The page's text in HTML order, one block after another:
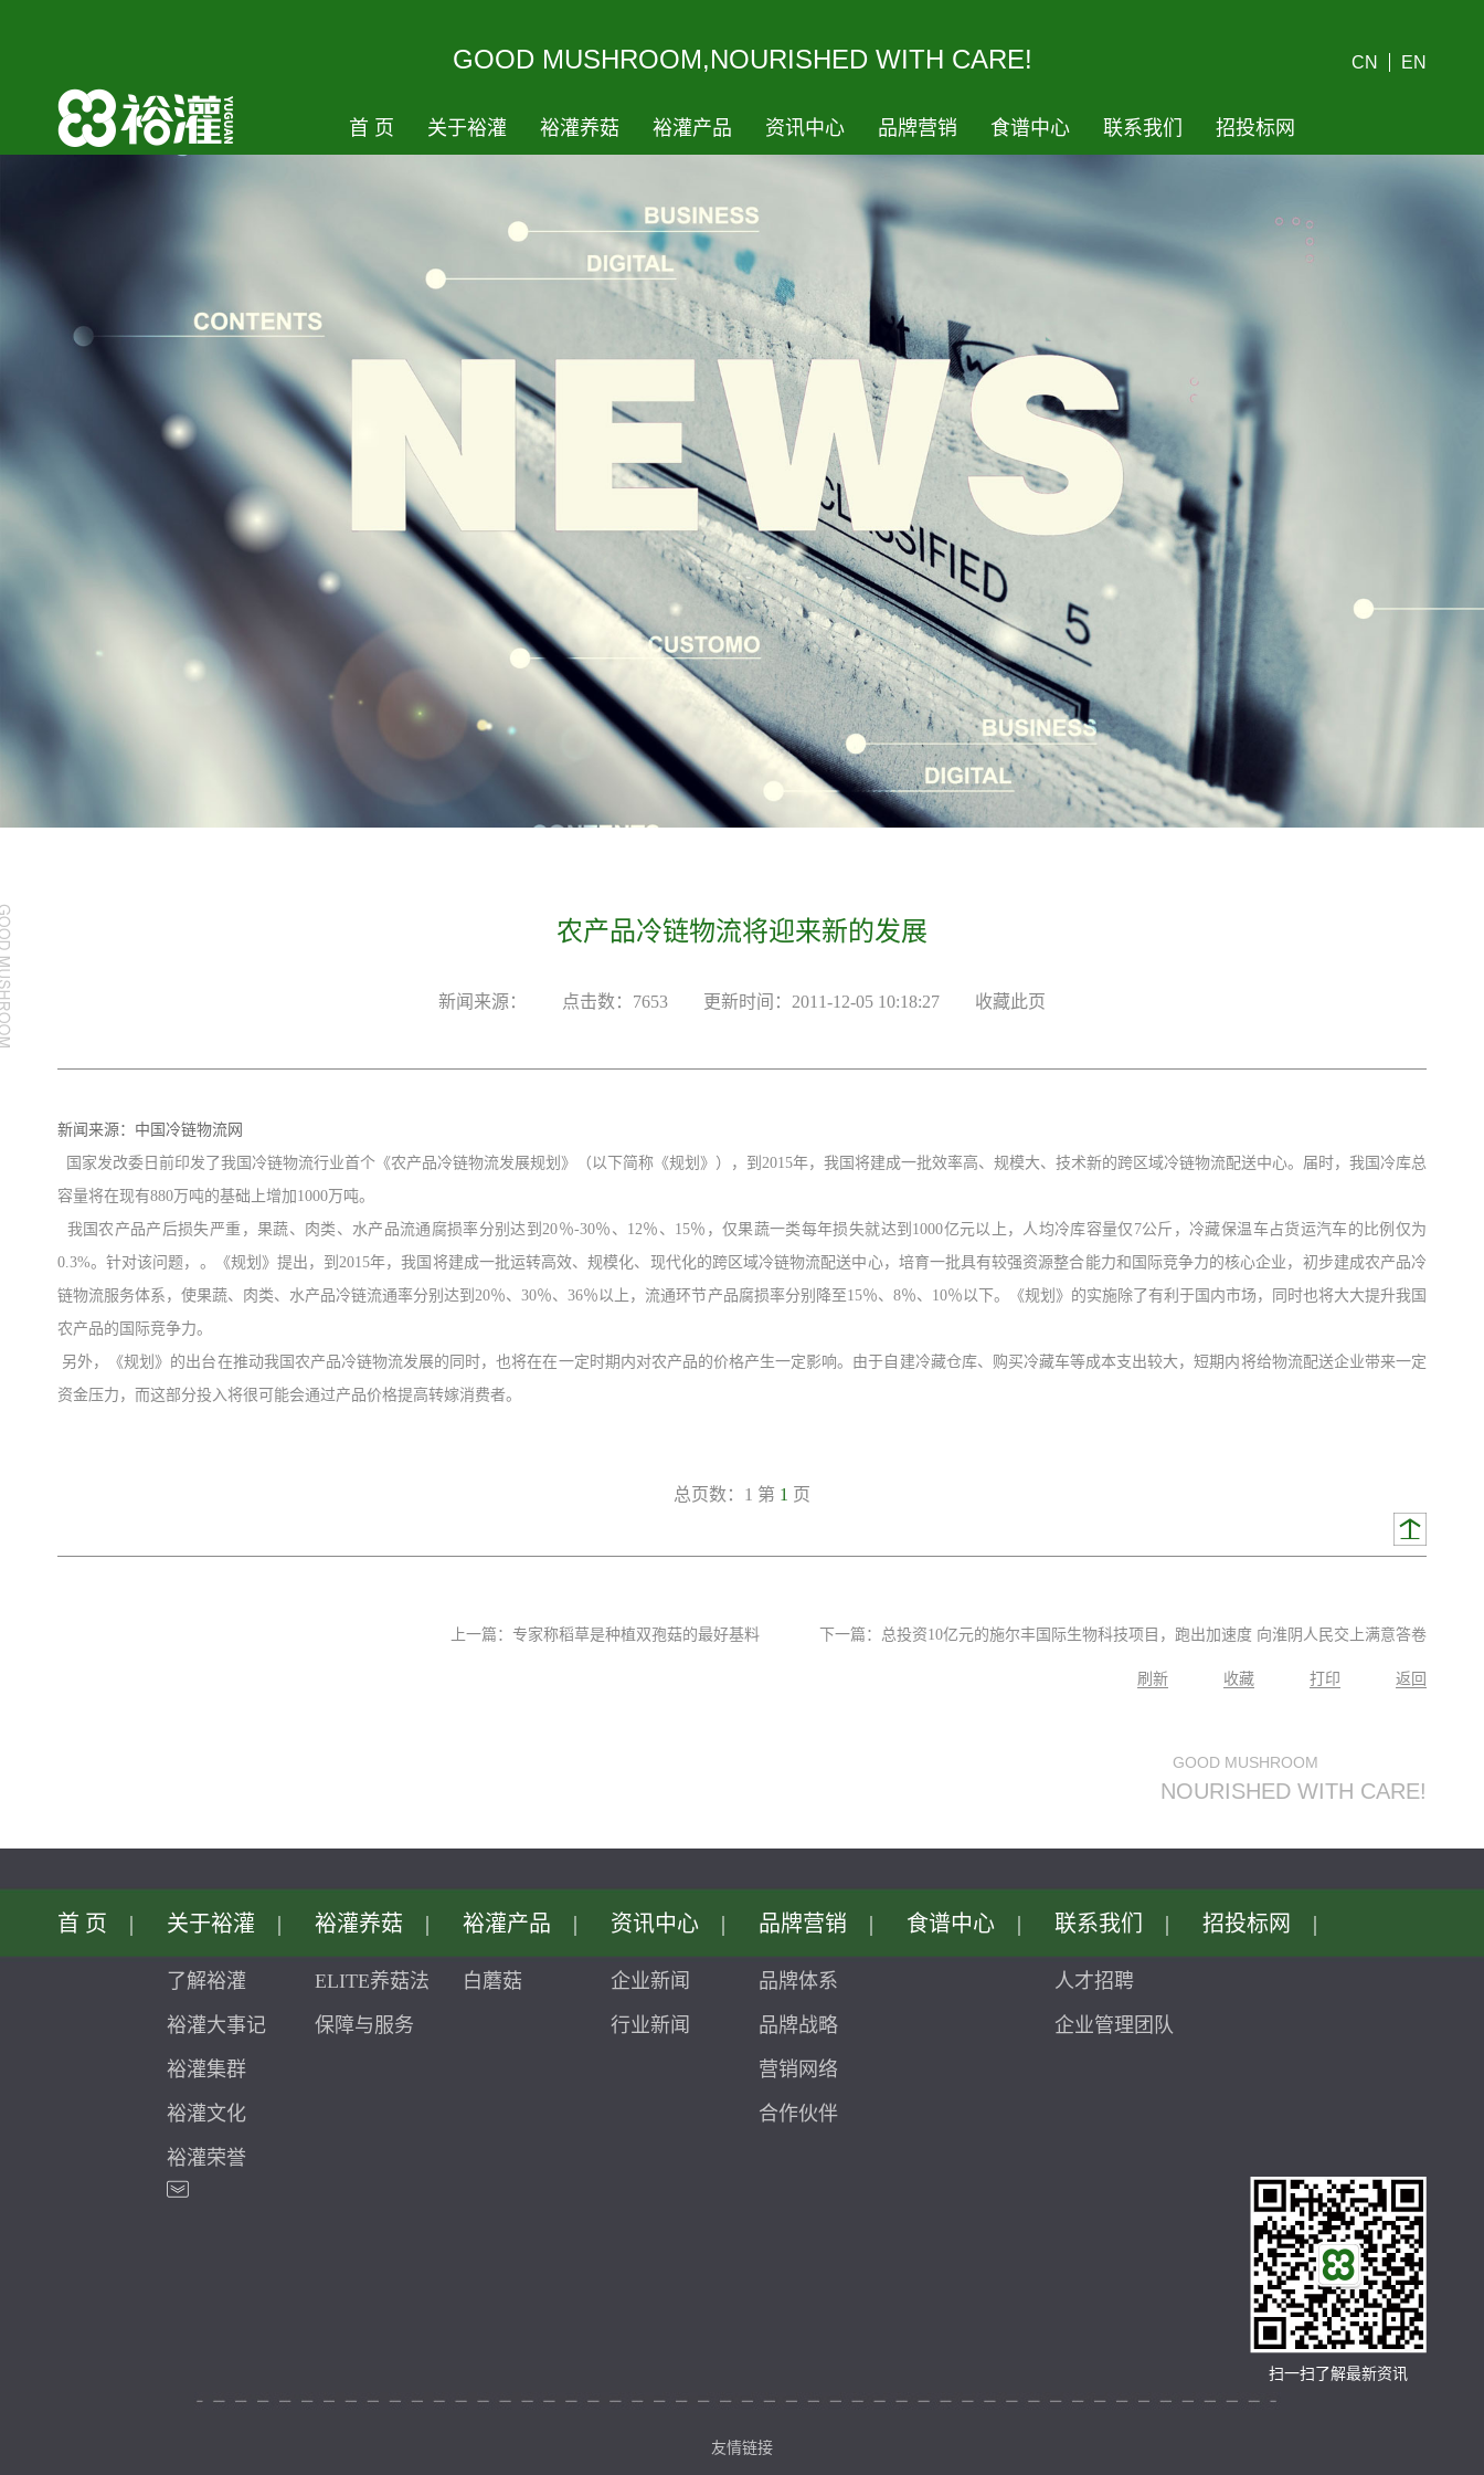
GOODMUSHROOM,NOURISHEDWITHCARE! CN EN
首页 关于裕灌 裕灌养菇 裕灌产品 资讯中心 品牌营销 食谱中心 联系我们 招投标网
农产品冷链物流将迎来新的发展
新闻来源： 点击数：7653 更新时间：2011-12-0510:18:27 收藏此页
新闻来源：中国冷链物流网
国家发改委日前印发了我国冷链物流行业首个《农产品冷链物流发展规划》（以下简称《规划》），到 2015年，我国将建成一批效率高、规模大、技术新的跨区域冷链物流配送中心。届时，我国冷库总
容量将在现有880万吨的基础上增加 1000万吨。
我国农产品产后损失严重，果蔬、肉类、水产品流通腐损率分别达到20％-30％、 12％、 15％，仅果蔬一类每年损失就达到 1000亿元以上，人均冷库容量仅 7公斤，冷藏保温车占货运汽车的比例仅为
0.3%。针对该问题，。《规划》提出，到2015年，我国将建成一批运转高效、规模化、现代化的跨区域冷链物流配送中心，培育一批具有较强资源整合能力和国际竞争力的核心企业，初步建成农产品冷
链物流服务体系，使果蔬、肉类、水产品冷链流通率分别达到20％、30％、36％以上，流通环节产品腐损率分别降至15％、 8％、 10％以下。《规划》的实施除了有利于国内市场，同时也将大大提升我国
农产品的国际竞争力。
另外，《规划》的出台在推动我国农产品冷链物流发展的同时，也将在在一定时期内对农产品的价格产生一定影响。由于自建冷藏仓库、购买冷藏车等成本支出较大，短期内将给物流配送企业带来一定
资金压力，而这部分投入将很可能会通过产品价格提高转嫁消费者。
总页数：1第 1 页
上一篇： 专家称稻草是种植双孢菇的最好基料 下一篇： 总投资10亿元的施尔丰国际生物科技项目，跑出加速度向淮阴人民交上满意答卷
刷新 收藏 打印 返回
GOODMUSHROOM
NOURISHEDWITHCARE!
首页 | 关于裕灌 |
了解裕灌
裕灌大事记
裕灌集群
裕灌文化
裕灌荣誉
裕灌养菇 |
ELITE养菇法
保障与服务
裕灌产品 |
白蘑菇
资讯中心 |
企业新闻
行业新闻
品牌营销 |
品牌体系
品牌战略
营销网络
合作伙伴
食谱中心 | 联系我们 |
人才招聘
企业管理团队
招投标网 |
扫一扫了解最新资讯
友情链接